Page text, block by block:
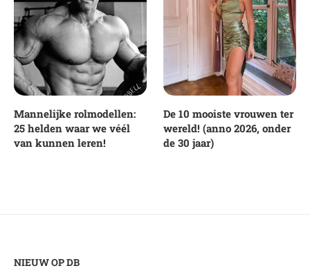
Mannelijke rolmodellen:
25 helden waar we véél
van kunnen leren!
De 10 mooiste vrouwen ter
wereld! (anno 2026, onder
de 30 jaar)
NIEUW OP DB